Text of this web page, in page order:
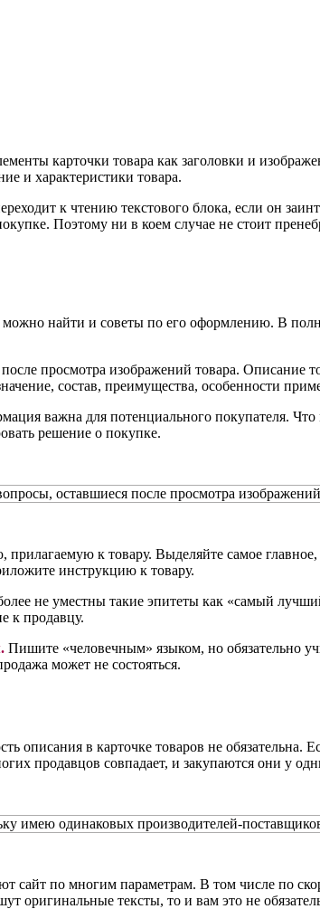
карточки товара как заголовки и
и характеристики товара.
к чтению текстового блока, если он
Поэтому ни в коем случае не стоит
найти и советы по его оформлению. В
после просмотра изображений товара.
состав, преимущества, особенности
важна для потенциального покупателя.
решение о покупке.
к товару. Выделяйте самое
инструкцию к товару.
не уместны такие эпитеты как «самый
к продавцу.
Пишите «человечным» языком, но обязательно
может не состояться.
описания в карточке товаров не обязательна.
продавцов совпадает, и закупаются они у
сайт по многим параметрам. В том числе по
оригинальные тексты, то и вам это не